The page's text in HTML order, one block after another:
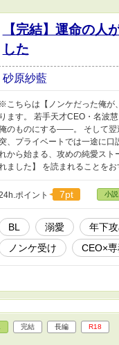
【完結】運命の人
した
砂原紗藍
※こちらは【ノンケだった俺が
ります。 若手天才CEO・名波
のものにする――。 そして翌
突、プライベートでは一途に
から始まる、攻めの純愛ス
ました】 を読まれることをお
ポイント 7pt 小説
BL 溺愛 年下
ノンケ受け
CEO×専
完結 長編 R18